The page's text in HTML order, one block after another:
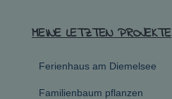
MEINE LETZTEN PROJEKTE
Ferienhaus am Diemelsee
Familienbaum pflanzen